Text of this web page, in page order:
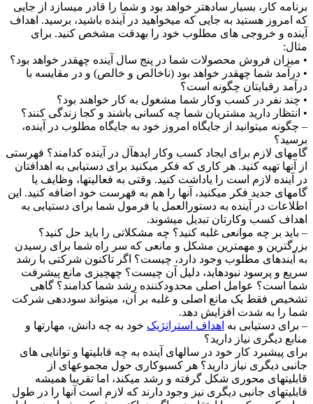
کار، بسیار سادهتر خواهد بود و شما را قادر میسازد از جایی
امروز هستید به جایی که میخواهید در آینده باشید، برسید. اهداف
و خروجی های مطلوب خود را بهدقت مشخص کنید. برای
میزان فروش محصولات شما در پنج سال آینده چهقدر خواهد بود؟
درآمد شما چهقدر خواهد بود (ناخالص و خالص) و در مقایسه با
رقبایتان چگونه است؟
چند نفر در کسب وکار شما مشغول به کار خواهند بود؟
انتظار دارید مشتریان شما چه کسانی باشند و کجا زندگی کنند؟
چگونه میتوانید از جایگاه امروز خود به جایگاه مطلوب در آینده،
لازم برای ایجاد کسب وکار ایدهآل در آینده کدامند؟ فهرستی
آنها تهیه کنید. هر کاری که فکر میکنید برای دستیابی به اهدافتان
آینده لازم است را یاداشت کنید. وقتی به فعالیتها، وظایف یا
جدید فکر میکنید، آنها را هم به فهرست خود اضافه کنید. این
در آینده به دستورالعمل یا فرمول شما برای دستیابی به
کسب وکارتان تبدیل میشوند.
باید بر چه موانعی غلبه کنید؟ چه مشکلاتی را باید حل کنید؟
و مهمترین مشکل و مانعی که سر راه شما برای رسیدن
آیندهای مطلوب وجود دارد، چیست؟ اگر تاکنون شرکتی با رشد
و پرسود نبودهاید، دلیل آن چیست؟ چهچیزی مانع پیشرفت
است؟ عوامل اصلی محدودکننده رشد شما کدامند؟ گاهی
فقط یک مانع اصلی و غلبه بر آن، میتواند سوددهی شرکت
را به شدت افزایش دهد.
برای دستیابی بهاهداف استراتژیکخود به چه دانش، مهارتها و
دیگری نیاز دارید؟
پیشبرد کار خود در سالهای آینده به چه قابلیتها و توانایی های
دیگری نیاز دارید؟ هر کسبوکاری حول مجموعهای از
محوری شکل گرفته و رشد میکند، اما تقریبا همیشه
جانبی دیگری نیز وجود دارند که لازم است آنها را در طول